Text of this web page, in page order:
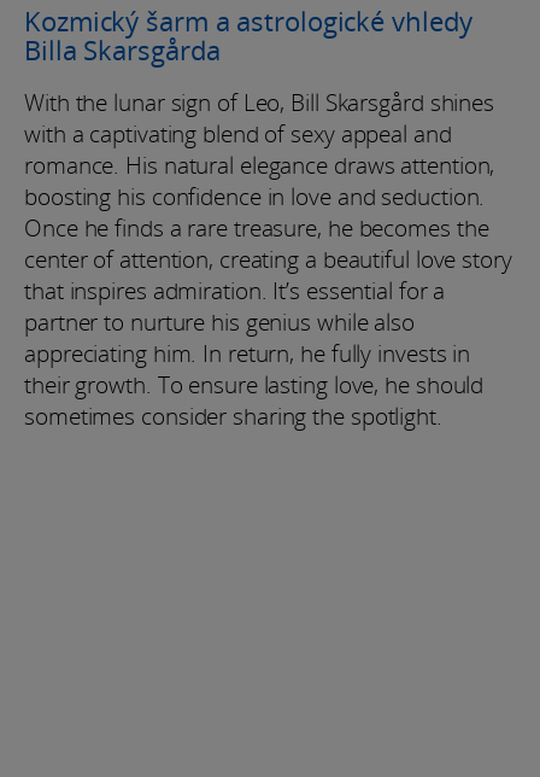
Kozmický šarm a astrologické vhledy
Billa Skarsgårda
With the lunar sign of Leo, Bill Skarsgård shines
with a captivating blend of sexy appeal and
romance. His natural elegance draws attention,
boosting his confidence in love and seduction.
Once he finds a rare treasure, he becomes the
center of attention, creating a beautiful love story
that inspires admiration. It’s essential for a
partner to nurture his genius while also
appreciating him. In return, he fully invests in
their growth. To ensure lasting love, he should
sometimes consider sharing the spotlight.